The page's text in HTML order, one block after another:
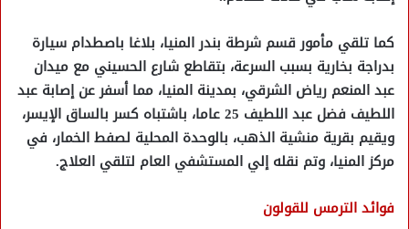
كما تلقي مأمور قسم شرطة بندر المنيا، بلاغا باصطدام سيارة
بدراجة بخارية بسبب السرعة، بتقاطع شارع الحسيني مع ميدان
عبد المنعم رياض الشرقي، بمدينة المنيا، مما أسفر عن إصابة عبد
اللطيف فضل عبد اللطيف 25 عاما، باشتباه كسر بالساق الإيسر،
ويقيم بقرية منشية الذهب، بالوحدة المحلية لصفط الخمار، في
مركز المنيا، وتم نقله إلي المستشفي العام لتلقي العلاج.
فوائد الترمس للقولون